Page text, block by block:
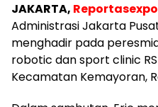
JAKARTA,
Administrasi Jakarta
menghadir pada
robotic dan sport clinic
Kecamatan Kemayoran,